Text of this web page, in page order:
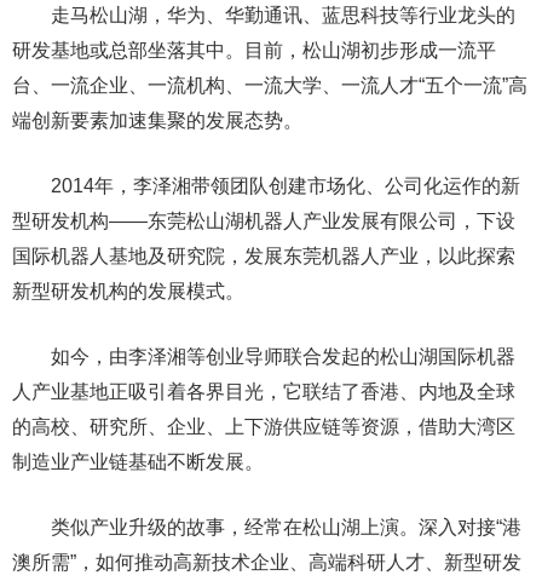
走马松山湖，华为、华勤通讯、蓝思科技等行业龙头的
研发基地或总部坐落其中。目前，松山湖初步形成一流平
台、一流企业、一流机构、一流大学、一流人才“五个一流”高
端创新要素加速集聚的发展态势。
2014年，李泽湘带领团队创建市场化、公司化运作的新
型研发机构——东莞松山湖机器人产业发展有限公司，下设
国际机器人基地及研究院，发展东莞机器人产业，以此探索
新型研发机构的发展模式。
如今，由李泽湘等创业导师联合发起的松山湖国际机器
人产业基地正吸引着各界目光，它联结了香港、内地及全球
的高校、研究所、企业、上下游供应链等资源，借助大湾区
制造业产业链基础不断发展。
类似产业升级的故事，经常在松山湖上演。深入对接“港
澳所需”，如何推动高新技术企业、高端科研人才、新型研发